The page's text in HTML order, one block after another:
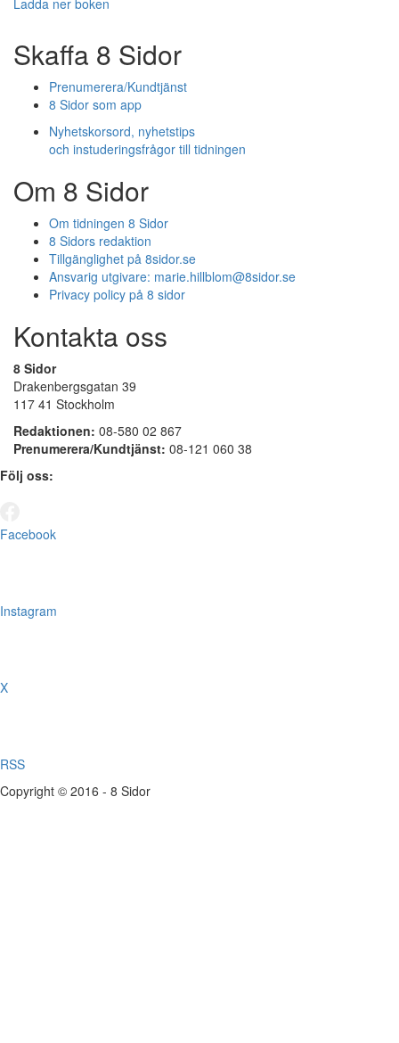
Ladda ner boken
Skaffa 8 Sidor
Prenumerera/Kundtjänst
8 Sidor som app
Nyhetskorsord, nyhetstips
och instuderingsfrågor till tidningen
Om 8 Sidor
Om tidningen 8 Sidor
8 Sidors redaktion
Tillgänglighet på 8sidor.se
Ansvarig utgivare: marie.hillblom@8sidor.se
Privacy policy på 8 sidor
Kontakta oss
8 Sidor
Drakenbergsgatan 39
117 41 Stockholm
Redaktionen: 08-580 02 867
Prenumerera/Kundtjänst: 08-121 060 38
Följ oss:
Facebook
Instagram
X
RSS
Copyright © 2016 - 8 Sidor